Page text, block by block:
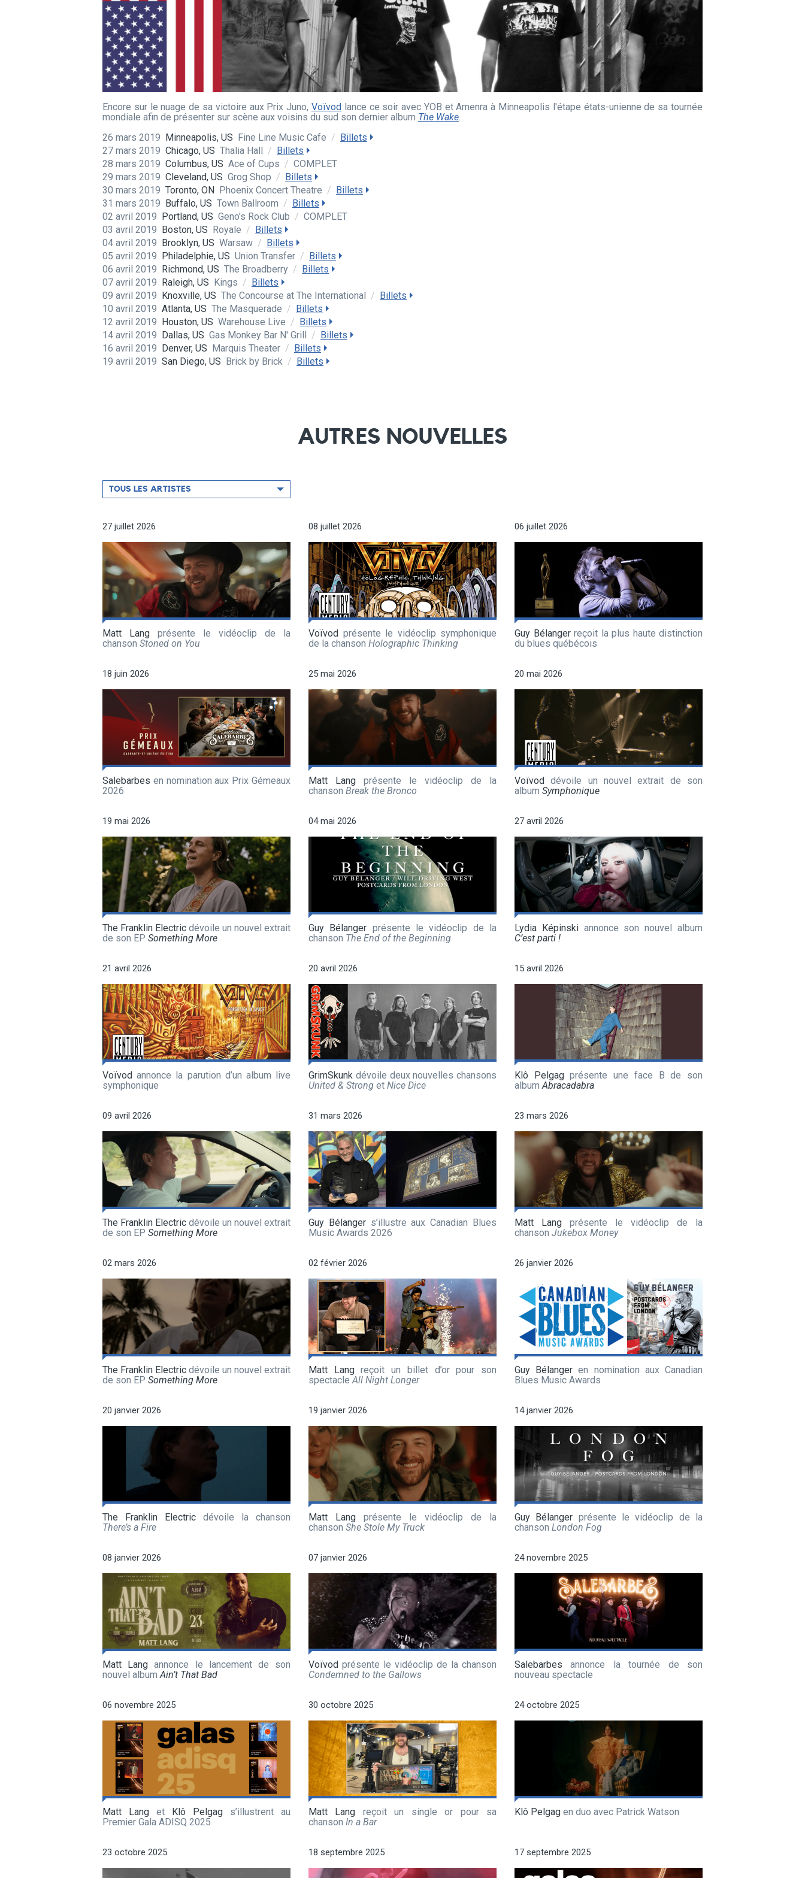
Encore sur le nuage de sa victoire aux Prix Juno, Voïvodlance ce soir avec YOB et Amenra à Minneapolis l'étape états-unienne de sa tournée
mondiale afin de présenter sur scène aux voisins du sud son dernier album The Wake.
26 mars 2019 Minneapolis, US Fine Line Music Cafe / Billets
27 mars 2019 Chicago, US Thalia Hall / Billets
28 mars 2019 Columbus, US Ace of Cups / COMPLET
29 mars 2019 Cleveland, US Grog Shop / Billets
30 mars 2019 Toronto, ON Phoenix Concert Theatre / Billets
31 mars 2019 Buffalo, US Town Ballroom / Billets
02 avril 2019 Portland, US Geno's Rock Club / COMPLET
03 avril 2019 Boston, US Royale / Billets
04 avril 2019 Brooklyn, US Warsaw / Billets
05 avril 2019 Philadelphie, US Union Transfer / Billets
06 avril 2019 Richmond, US The Broadberry / Billets
07 avril 2019 Raleigh, US Kings / Billets
09 avril 2019 Knoxville, US The Concourse at The International / Billets
10 avril 2019 Atlanta, US The Masquerade / Billets
12 avril 2019 Houston, US Warehouse Live / Billets
14 avril 2019 Dallas, US Gas Monkey Bar N' Grill / Billets
16 avril 2019 Denver, US Marquis Theater / Billets
19 avril 2019 San Diego, US Brick by Brick / Billets
AUTRES NOUVELLES
Filtrer
par
TOUS LES ARTISTES
27 juillet 2026
Matt Lang présente le vidéoclip de la
chanson Stoned on You
08 juillet 2026
Voïvod présente le vidéoclip symphonique
de la chanson Holographic Thinking
06 juillet 2026
Guy Bélangerreçoit la plus haute distinction
du blues québécois
18 juin 2026
Salebarbes en nomination aux Prix Gémeaux
2026
25 mai 2026
Matt Lang présente le vidéoclip de la
chanson Break the Bronco
20 mai 2026
Voïvod dévoile un nouvel extrait de son
album Symphonique
19 mai 2026
The Franklin Electric dévoile un nouvel extrait
de son EP Something More
04 mai 2026
Guy Bélanger présente le vidéoclip de la
chanson The End of the Beginning
27 avril 2026
Lydia Képinskiannonce son nouvel album
C’est parti !
21 avril 2026
Voïvod annonce la parution d’un album live
symphonique
20 avril 2026
GrimSkunk dévoile deux nouvelles chansons
United & Strong et Nice Dice
15 avril 2026
Klô Pelgagprésente une face B de son
albumAbracadabra
09 avril 2026
The Franklin Electric dévoile un nouvel extrait
de son EP Something More
31 mars 2026
Guy Bélangers’illustre aux Canadian Blues
Music Awards 2026
23 mars 2026
Matt Lang présente le vidéoclip de la
chanson Jukebox Money
02 mars 2026
The Franklin Electric dévoile un nouvel extrait
de son EP Something More
02 février 2026
Matt Langreçoit un billet d’or pour son
spectacleAll Night Longer
26 janvier 2026
Guy Bélanger en nomination aux Canadian
Blues Music Awards
20 janvier 2026
The Franklin Electric dévoile la chanson
There’s a Fire
19 janvier 2026
Matt Lang présente le vidéoclip de la
chanson She Stole My Truck
14 janvier 2026
Guy Bélanger présente le vidéoclip de la
chanson London Fog
08 janvier 2026
Matt Lang annonce le lancement de son
nouvel albumAin’t That Bad
07 janvier 2026
Voïvod présente le vidéoclip de la chanson
Condemned to the Gallows
24 novembre 2025
Salebarbes annonce la tournée de son
nouveau spectacle
06 novembre 2025
Matt Lang et Klô Pelgag s’illustrent au
Premier Gala ADISQ 2025
30 octobre 2025
Matt Lang reçoit un single or pour sa
chanson In a Bar
24 octobre 2025
Klô Pelgag en duo avec Patrick Watson
23 octobre 2025 18 septembre 2025 17 septembre 2025